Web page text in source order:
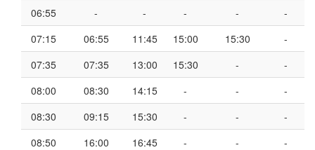
06:55
- - - -
-
07:15
06:55 11:45 15:00 15:30
-
07:35
07:35 13:00 15:30 -
-
08:00
08:30 14:15 - -
-
08:30
09:15 15:30 - -
-
08:50
16:00 16:45 - -
-